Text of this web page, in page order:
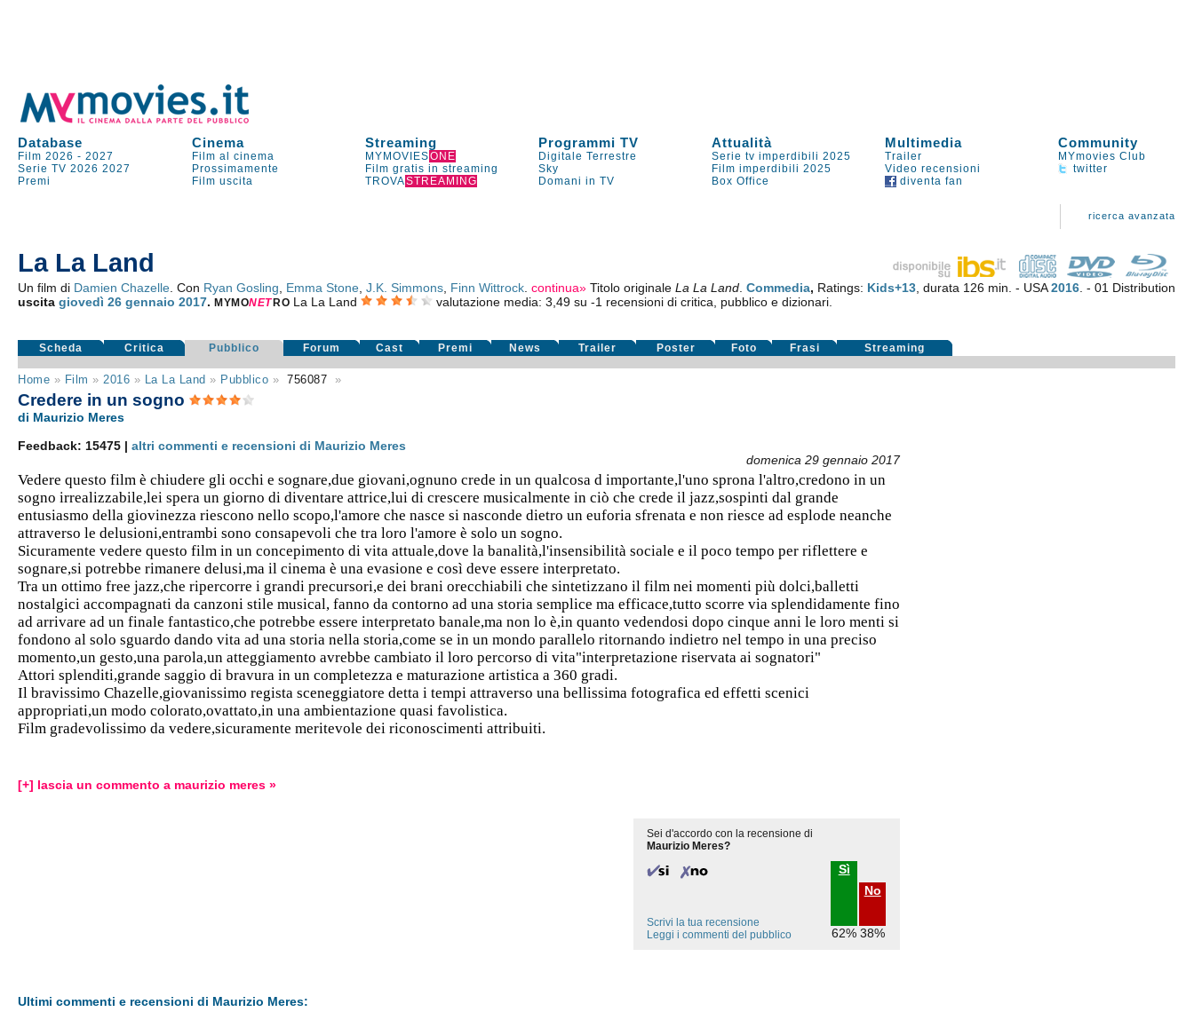
Database Cinema Streaming Programmi TV Attualità Multimedia Community
Film 2026 -2027 Film al cinema MYMOVIESONE Digitale Terrestre Serie tv imperdibili 2025 Trailer
MYmovies Club
Serie TV 2026 2027 Prossimamente Film gratis in streaming Sky Film imperdibili 2025 Video recensioni
twitter
Premi
Film uscita TROVASTREAMING Domani in TV Box Office diventa fan
ricerca avanzata
La La Land
Un film di Damien Chazelle . Con Ryan Gosling Emma Stone ,J.K. Simmons Finn Wittrock .continua» Titolo originaleLa La Land .Commedia, Ratings: Kids+13 , durata 126 min. - USA2016 . - 01 Distribution
uscitagiovedì 26 gennaio 2017.MYMONET RO La La Land valutazione media: 3,49 su -1 recensioni di critica, pubblico e dizionari.
Scheda Critica Pubblico Forum Cast Premi News Trailer Poster Foto Frasi Streaming
Home » Film » 2016 » La La Land » Pubblico » 756087 »
Credere in un sogno
di Maurizio Meres
Feedback: 15475 |altri commenti e recensioni di Maurizio Meres
domenica 29 gennaio 2017
Vedere questo film è chiudere gli occhi e sognare,due giovani,ognuno crede in un qualcosa d importante,l'uno sprona l'altro,credono in un
sogno irrealizzabile,lei spera un giorno di diventare attrice,lui di crescere musicalmente in ciò che crede il jazz,sospinti dal grande
entusiasmo della giovinezza riescono nello scopo,l'amore che nasce si nasconde dietro un euforia sfrenata e non riesce ad esplode neanche
attraverso le delusioni,entrambi sono consapevoli che tra loro l'amore è solo un sogno.
Sicuramente vedere questo film in un concepimento di vita attuale,dove la banalità,l'insensibilità sociale e il poco tempo per riflettere e
sognare,si potrebbe rimanere delusi,ma il cinema è una evasione e così deve essere interpretato.
Tra un ottimo free jazz,che ripercorre i grandi precursori,e dei brani orecchiabili che sintetizzano il film nei momenti più dolci,balletti
nostalgici accompagnati da canzoni stile musical, fanno da contorno ad una storia semplice ma efficace,tutto scorre via splendidamente fino
ad arrivare ad un finale fantastico,che potrebbe essere interpretato banale,ma non lo è,in quanto vedendosi dopo cinque anni le loro menti si
fondono al solo sguardo dando vita ad una storia nella storia,come se in un mondo parallelo ritornando indietro nel tempo in una preciso
momento,un gesto,una parola,un atteggiamento avrebbe cambiato il loro percorso di vita"interpretazione riservata ai sognatori"
Attori splenditi,grande saggio di bravura in un completezza e maturazione artistica a 360 gradi.
Il bravissimo Chazelle,giovanissimo regista sceneggiatore detta i tempi attraverso una bellissima fotografica ed effetti scenici
appropriati,un modo colorato,ovattato,in una ambientazione quasi favolistica.
Film gradevolissimo da vedere,sicuramente meritevole dei riconoscimenti attribuiti.
[+] lascia un commento a maurizio meres »
Sei d'accordo con la recensione di
Maurizio Meres?
Sì
62%
No
38%
Scrivi la tua recensione
Leggi i commenti del pubblico
Ultimi commenti e recensioni di Maurizio Meres: